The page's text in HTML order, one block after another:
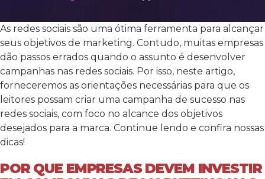
As redes sociais são uma ótima ferramenta para alcançar
seus objetivos de marketing. Contudo, muitas empresas
dão passos errados quando o assunto é desenvolver
campanhas nas redes sociais. Por isso, neste artigo,
forneceremos as orientações necessárias para que os
leitores possam criar uma campanha de sucesso nas
redes sociais, com foco no alcance dos objetivos
desejados para a marca. Continue lendo e confira nossas
dicas!
POR QUE EMPRESAS DEVEM INVESTIR